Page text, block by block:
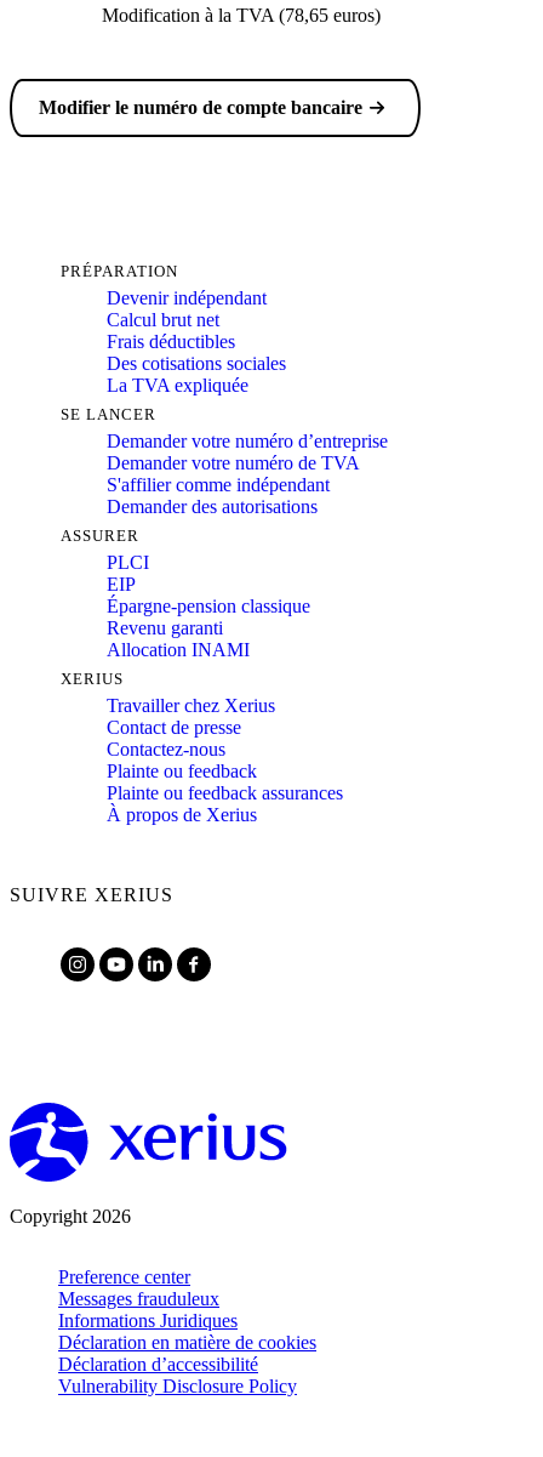
Modification à la TVA (78,65 euros)
Modifier le numéro de compte bancaire
PRÉPARATION
Devenir indépendant
Calcul brut net
Frais déductibles
Des cotisations sociales
La TVA expliquée
SE LANCER
Demander votre numéro d’entreprise
Demander votre numéro de TVA
S'affilier comme indépendant
Demander des autorisations
ASSURER
PLCI
EIP
Épargne-pension classique
Revenu garanti
Allocation INAMI
XERIUS
Travailler chez Xerius
Contact de presse
Contactez-nous
Plainte ou feedback
Plainte ou feedback assurances
À propos de Xerius
SUIVRE XERIUS
Copyright 2026
Preference center
Messages frauduleux
Informations Juridiques
Déclaration en matière de cookies
Déclaration d’accessibilité
Vulnerability Disclosure Policy